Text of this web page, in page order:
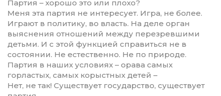
Партия – хорошо это или плохо?
Меня эта партия не интересует. Игра, не более.
Играют в политику, во власть. На деле орган
выяснения отношений между перезревшими
детьми. И с этой функцией справи­ться не в
состоянии. Не естественно. Не по природе.
Партия в наших условиях – орава самых
горластых, самых корыстных детей –
Нет, не так! Существует государство, существует